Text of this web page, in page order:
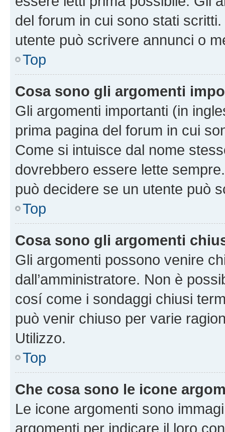
del forum in cui sono stati
utente può scrivere annunci o
Top
Cosa sono gli argomenti
Gli argomenti importanti (in
prima pagina del forum in cui
Come si intuisce dal nome
dovrebbero essere lette
può decidere se un utente può
Top
Cosa sono gli argomenti
Gli argomenti possono venire
dall’amministratore. Non è
cosí come i sondaggi chiusi
può venir chiuso per varie
Utilizzo.
Top
Che cosa sono le icone
Le icone argomenti sono
argomenti per indicare il loro